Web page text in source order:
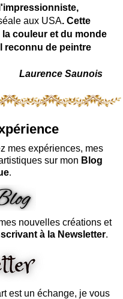
aux USA. Cette
couleur et du monde
reconnu de peintre
Laurence Saunois
mes expériences, mes
sur mon Blog
.
nouvelles créations et
à la Newsletter.
est un échange, je vous